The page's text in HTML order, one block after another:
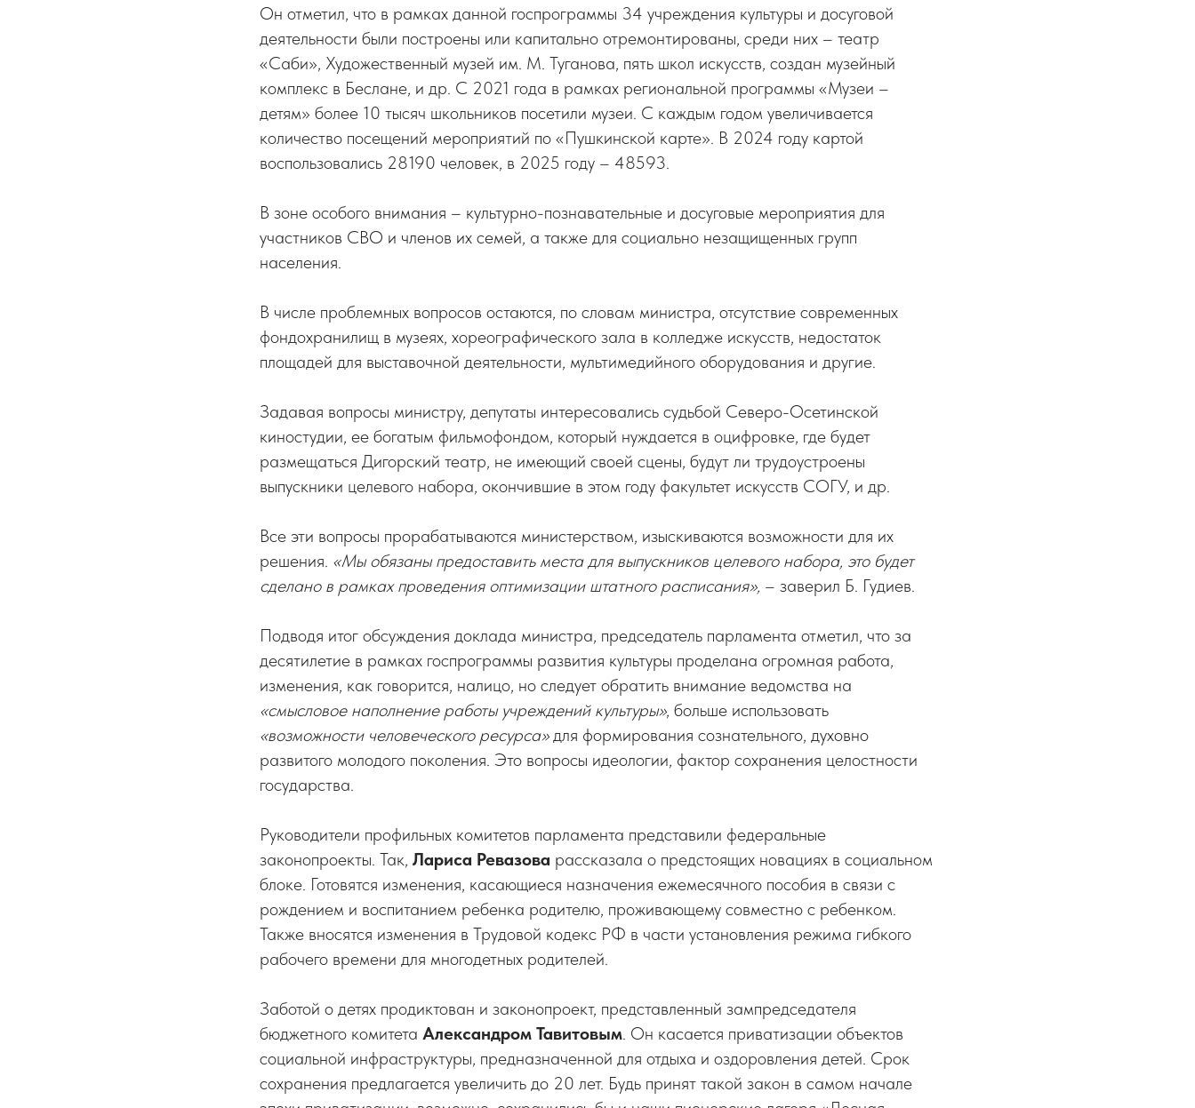
Он отметил, что в рамках данной госпрограммы 34 учреждения культуры и досуговой
деятельности были построены или капитально отремонтированы, среди них – театр
«Саби», Художественный музей им. М. Туганова, пять школ искусств, создан музейный
комплекс в Беслане, и др. С 2021 года в рамках региональной программы «Музеи –
детям» более 10 тысяч школьников посетили музеи. С каждым годом увеличивается
количество посещений мероприятий по «Пушкинской карте». В 2024 году картой
воспользовались 28190 человек, в 2025 году – 48593.
В зоне особого внимания – культурно-познавательные и досуговые мероприятия для
участников СВО и членов их семей, а также для социально незащищенных групп
населения.
В числе проблемных вопросов остаются, по словам министра, отсутствие современных
фондохранилищ в музеях, хореографического зала в колледже искусств, недостаток
площадей для выставочной деятельности, мультимедийного оборудования и другие.
Задавая вопросы министру, депутаты интересовались судьбой Северо-Осетинской
киностудии, ее богатым фильмофондом, который нуждается в оцифровке, где будет
размещаться Дигорский театр, не имеющий своей сцены, будут ли трудоустроены
выпускники целевого набора, окончившие в этом году факультет искусств СОГУ, и др.
Все эти вопросы прорабатываются министерством, изыскиваются возможности для их
решения. «Мы обязаны предоставить места для выпускников целевого набора, это будет
сделано в рамках проведения оптимизации штатного расписания», – заверил Б. Гудиев.
Подводя итог обсуждения доклада министра, председатель парламента отметил, что за
десятилетие в рамках госпрограммы развития культуры проделана огромная работа,
изменения, как говорится, налицо, но следует обратить внимание ведомства на
«смысловое наполнение работы учреждений культуры», больше использовать
«возможности человеческого ресурса»для формирования сознательного, духовно
развитого молодого поколения. Это вопросы идеологии, фактор сохранения целостности
государства.
Руководители профильных комитетов парламента представили федеральные
законопроекты. Так, Лариса Ревазова рассказала о предстоящих новациях в социальном
блоке. Готовятся изменения, касающиеся назначения ежемесячного пособия в связи с
рождением и воспитанием ребенка родителю, проживающему совместно с ребенком.
Также вносятся изменения в Трудовой кодекс РФ в части установления режима гибкого
рабочего времени для многодетных родителей.
Заботой о детях продиктован и законопроект, представленный зампредседателя
бюджетного комитета Александром Тавитовым. Он касается приватизации объектов
социальной инфраструктуры, предназначенной для отдыха и оздоровления детей. Срок
сохранения предлагается увеличить до 20 лет. Будь принят такой закон в самом начале